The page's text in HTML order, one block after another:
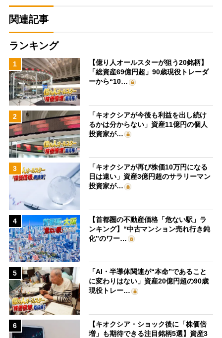
関連記事
ランキング
1
【億り人オールスターが狙う20銘柄】
「総資産69億円超」90歳現役トレーダ
ーから“10…
2
「キオクシアが今後も利益を出し続け
るかは分からない」資産11億円の個人
投資家が…
3
「キオクシアが再び株価10万円になる
日は遠い」資産3億円超のサラリーマン
投資家が…
4
【首都圏の不動産価格「危ない駅」ラ
ンキング】“中古マンション売れ行き鈍
化”のワー…
5
「AI・半導体関連が“本命”であること
に変わりはない」資産20億円超の90歳
現役トレー…
6
【キオクシア・ショック後に「株価倍
増」も期待できる注目銘柄5選】資産3